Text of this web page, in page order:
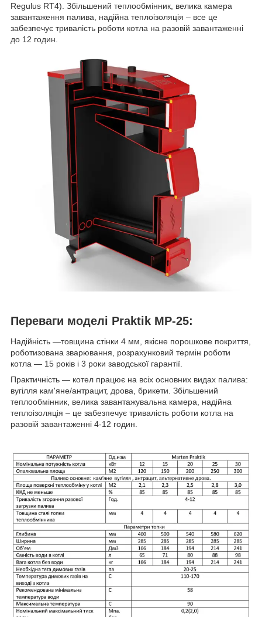
Regulus RT4). Збільшений теплообмінник, велика камера
завантаження палива, надійна теплоізоляція – все це
забезпечує тривалість роботи котла на разовій завантаженні
до 12 годин.
Переваги моделі Praktik МР-25:
Надійність —товщина стінки 4 мм, якісне порошкове покриття,
роботизована зварювання, розрахунковий термін роботи
котла — 15 років і 3 роки заводської гарантії.
Практичність — котел працює на всіх основних видах палива:
вугілля кам'яне/антрацит, дрова, брикети. Збільшений
теплообмінник, велика завантажувальна камера, надійна
теплоізоляція – це забезпечує тривалість роботи котла на
разовій завантаженні 4-12 годин.